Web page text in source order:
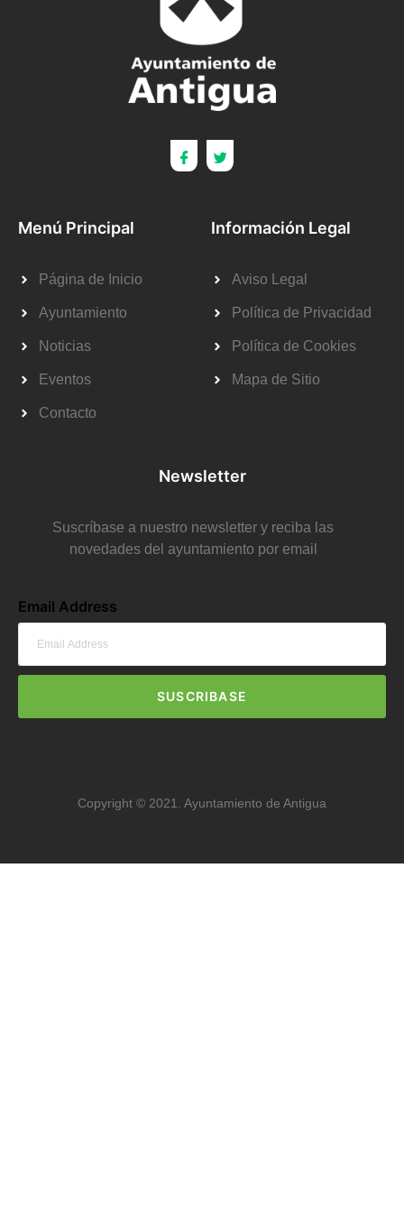
Menú Principal
Página de Inicio
Ayuntamiento
Noticias
Eventos
Contacto
Información Legal
Aviso Legal
Política de Privacidad
Política de Cookies
Mapa de Sitio
Newsletter
Suscríbase a nuestro newsletter y reciba las
novedades del ayuntamiento por email
Email Address
SUSCRIBASE
Copyright © 2021. Ayuntamiento de Antigua